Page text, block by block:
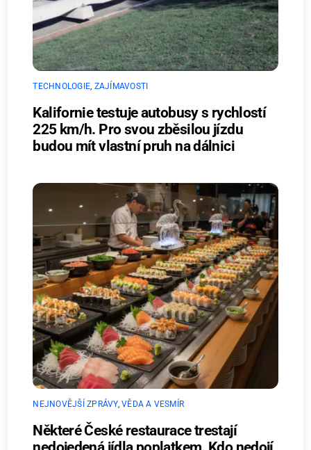
TECHNOLOGIE ZAJÍMAVOSTI
Kalifornie testuje autobusy s rychlostí
225 km/h. Pro svou zběsilou jízdu
budou mít vlastní pruh na dálnici
NEJNOVĚJŠÍ ZPRÁVY,VĚDA A VESMÍR
Některé České restaurace trestají